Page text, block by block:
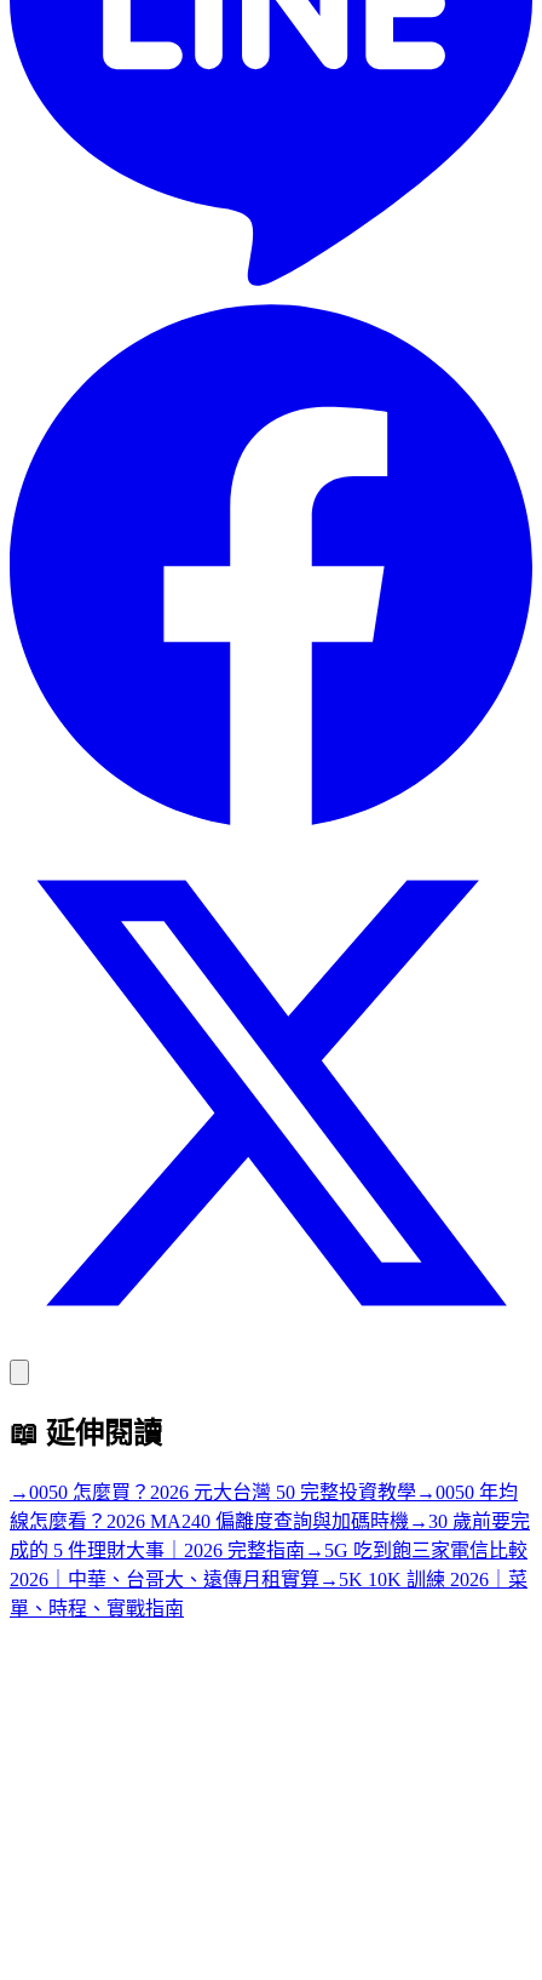
📖 延伸閱讀
→0050 怎麼買？2026 元大台灣 50 完整投資教學→0050 年均
線怎麼看？2026 MA240 偏離度查詢與加碼時機 →30 歲前要完
成的 5 件理財大事｜2026 完整指南 → 5G 吃到飽三家電信比較
2026｜中華、台哥大、遠傳月租實算→ 5K 10K 訓練 2026｜菜
單、時程、實戰指南